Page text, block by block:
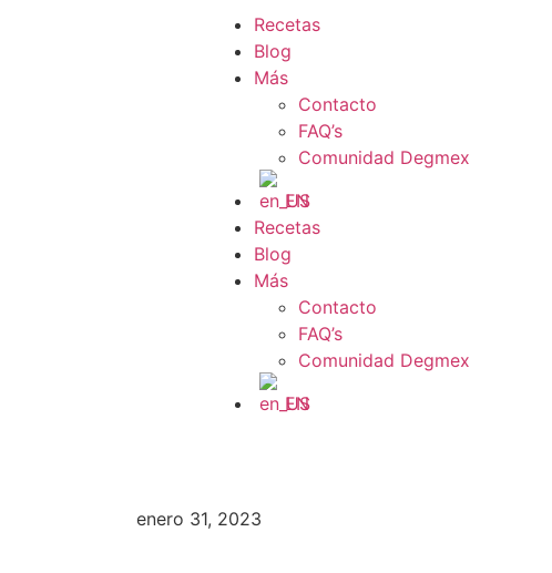
Recetas
Blog
Más
Contacto
FAQ’s
Comunidad Degmex
EN
Recetas
Blog
Más
Contacto
FAQ’s
Comunidad Degmex
EN
enero 31, 2023